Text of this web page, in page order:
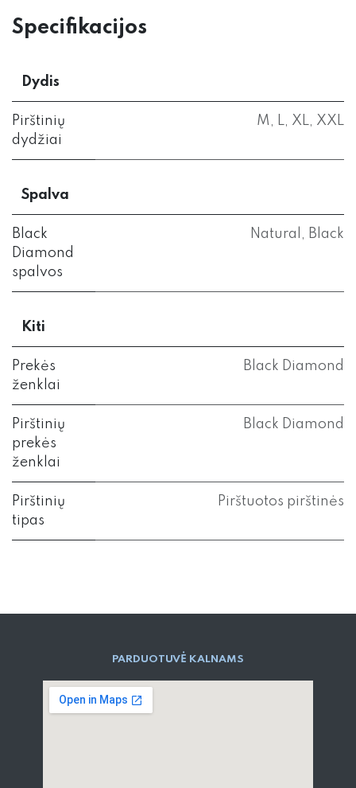
Specifikacijos
Dydis
Pirštinių
dydžiai
M , L, XL, XXL
Spalva
Black
Diamond
spalvos
Natural , Black
Kiti
Prekės
ženklai
Black Diamond
Pirštinių
prekės
ženklai
Black Diamond
Pirštinių
tipas
Pirštuotos pirštinės
PARD​UOTUVĖ​ KALNAMS